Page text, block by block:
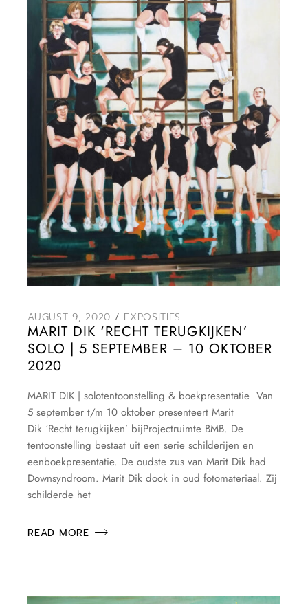
AUGUST 9, 2020 EXPOSITIES
MARIT DIK ‘RECHT TERUGKIJKEN’
SOLO | 5 SEPTEMBER – 10 OKTOBER
2020
MARIT DIK | solotentoonstelling & boekpresentatie Van
5 september t/m 10 oktober presenteert Marit
Dik ‘Recht terugkijken’ bijProjectruimte BMB. De
tentoonstelling bestaat uit een serie schilderijen en
eenboekpresentatie. De oudste zus van Marit Dik had
Downsyndroom. Marit Dik dook in oud fotomateriaal. Zij
schilderde het
READ MORE